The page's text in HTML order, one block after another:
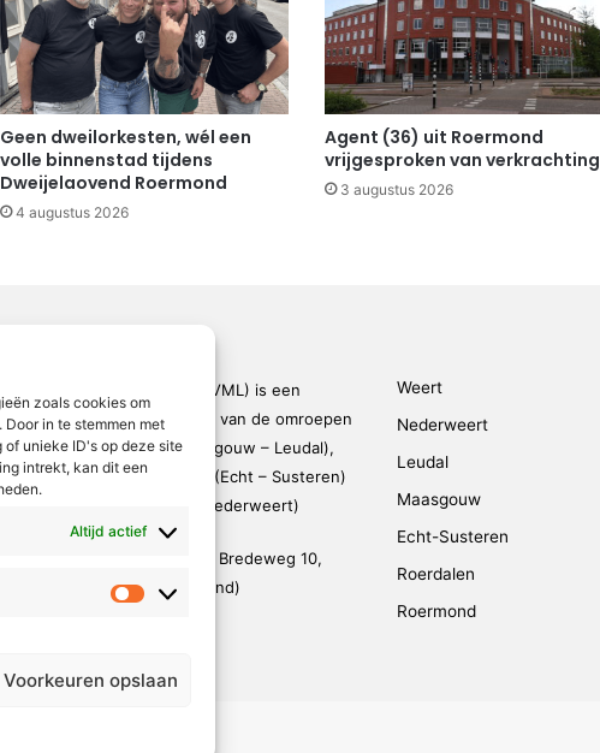
zoals cookies om
in te stemmen met
unieke ID's op deze site
intrekt, kan dit een
Altijd actief
Statistieken
Voorkeuren opslaan
Geen dweilorkesten, wél een
volle binnenstad tijdens
Dweijelaovend Roermond
4 augustus 2026
Agent (36) uit Roermond
vrijgesproken van verkrachting
3 augustus 2026
Voor Midden-Limburg (VML) is een
samenwerkingsverband van de omroepen
ML5 (Roermond – Maasgouw – Leudal),
OR6 (Roerdalen), SOL2 (Echt – Susteren)
en WeertFM (Weert – Nederweert)
VML is gevestigd op de Bredeweg 10,
Roermond (De Weerstand)
Weert
Nederweert
Leudal
Maasgouw
Echt-Susteren
Roerdalen
Roermond